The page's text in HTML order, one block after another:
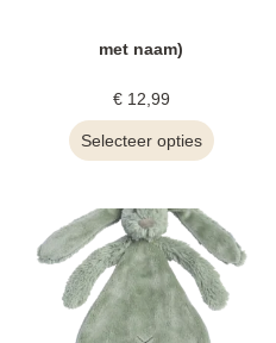
met naam)
€12,99
Selecteer opties